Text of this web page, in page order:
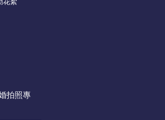
花絮
拍照專